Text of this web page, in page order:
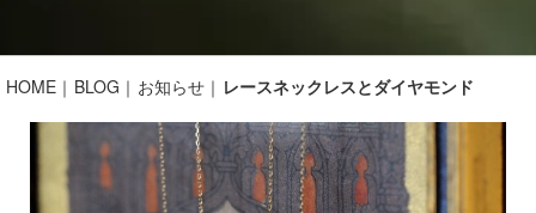
HOME BLOG お知らせ レースネックレスとダイヤモンド